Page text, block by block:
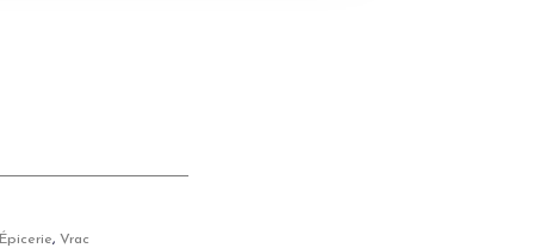
Épicerie, Vrac